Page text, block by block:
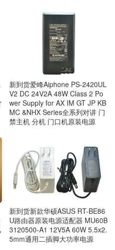
新到货爱峰Aiphone PS-2420UL
V2 DC 24V2A 48W Class 2 Po
wer Supply for AX IM GT JP KB
MC &NHX Series全系列对讲 门
禁主机 分机 门口机原装电源
新到货新款华硕ASUS RT-BE86
U路由器原装电源适配器 MU60B
3120500-A1 12V5A 60W 5.5x2.
5mm通用二插脚大功率电源